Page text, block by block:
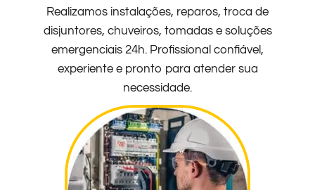
Realizamos instalações, reparos, troca de
disjuntores, chuveiros, tomadas e soluções
emergenciais 24h. Profissional confiável,
experiente e pronto para atender sua
necessidade.